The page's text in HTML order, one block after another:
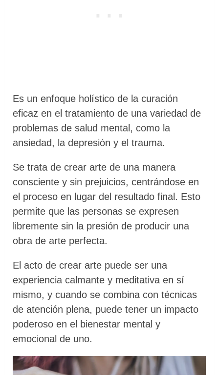
Es un enfoque holístico de la curación
eficaz en el tratamiento de una variedad de
problemas de salud mental, como la
ansiedad, la depresión y el trauma.
Se trata de crear arte de una manera
consciente y sin prejuicios, centrándose en
el proceso en lugar del resultado final. Esto
permite que las personas se expresen
libremente sin la presión de producir una
obra de arte perfecta.
El acto de crear arte puede ser una
experiencia calmante y meditativa en sí
mismo, y cuando se combina con técnicas
de atención plena, puede tener un impacto
poderoso en el bienestar mental y
emocional de uno.